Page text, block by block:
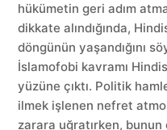
hükümetin geri adım
dikkate alındığında,
döngünün yaşandığını
İslamofobi kavramı
yüzüne çıktı. Politik
ilmek işlenen nefret
zarara uğratırken,